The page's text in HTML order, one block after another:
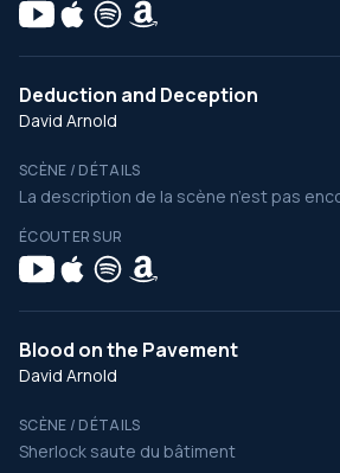
Deduction and Deception
David Arnold
SCÈNE / DÉTAILS
La description de la scène n’est pas
ÉCOUTER SUR
Blood on the Pavement
David Arnold
SCÈNE / DÉTAILS
Sherlock saute du bâtiment